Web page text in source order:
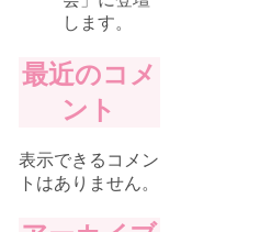
します。
最近のコメ
ント
表示できるコメン
トはありません。